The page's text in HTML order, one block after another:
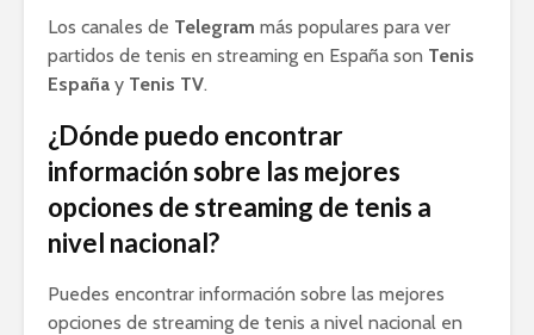
Los canales de Telegram más populares para ver
partidos de tenis en streaming en España son Tenis
España y Tenis TV.
¿Dónde puedo encontrar
información sobre las mejores
opciones de streaming de tenis a
nivel nacional?
Puedes encontrar información sobre las mejores
opciones de streaming de tenis a nivel nacional en